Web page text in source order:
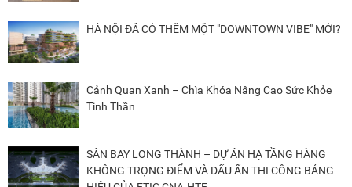
HÀ NỘI ĐÃ CÓ THÊM MỘT "DOWNTOWN VIBE" MỚI?
Cảnh Quan Xanh – Chìa Khóa Nâng Cao Sức Khỏe
Tinh Thần
SÂN BAY LONG THÀNH – DỰ ÁN HẠ TẦNG HÀNG
KHÔNG TRỌNG ĐIỂM VÀ DẤU ẤN THI CÔNG BẢNG